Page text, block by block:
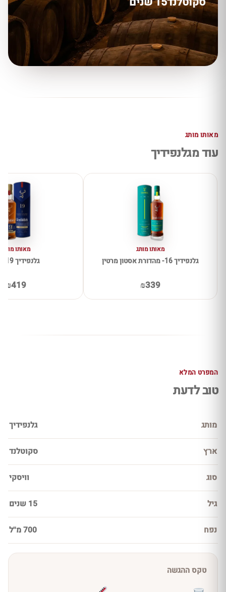
מאותו מותג
עוד מגלנפידיך
מאותו מותג
גלנפידיך 16- מהדורת אסטון מרטין
₪339
מאותו מותג
גלנפידיך 19 שנה
₪419
המפרט המלא
טוב לדעת
מותג גלנפידיך
ארץ סקוטלנד
סוג וויסקי
גיל 15 שנים
נפח 700 מ''ל
טקס ההגשה